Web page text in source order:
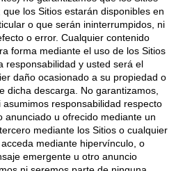
los Sitios estarán disponibles en
o que serán ininterrumpidos, ni
o error. Cualquier contenido
forma mediante el uso de los Sitios
responsabilidad y usted será el
daño ocasionado a su propiedad o
dicha descarga. No garantizamos,
responsabilidad respecto
anunciado u ofrecido mediante un
mediante los Sitios o cualquier
mediante hipervínculo, o
emergente u otro anuncio